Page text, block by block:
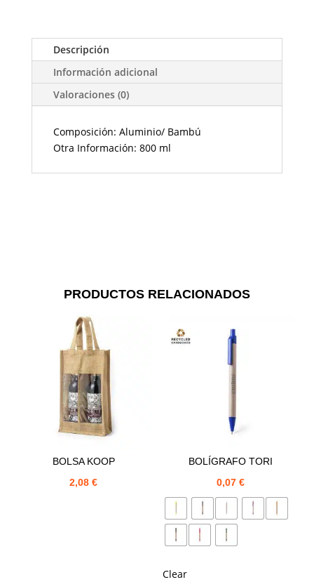
Descripción
Información adicional
Valoraciones (0)
Composición: Aluminio/ Bambú
Otra Información: 800 ml
PRODUCTOS RELACIONADOS
BOLSA KOOP
2,08€
BOLÍGRAFO TORI
0,07 €
Clear